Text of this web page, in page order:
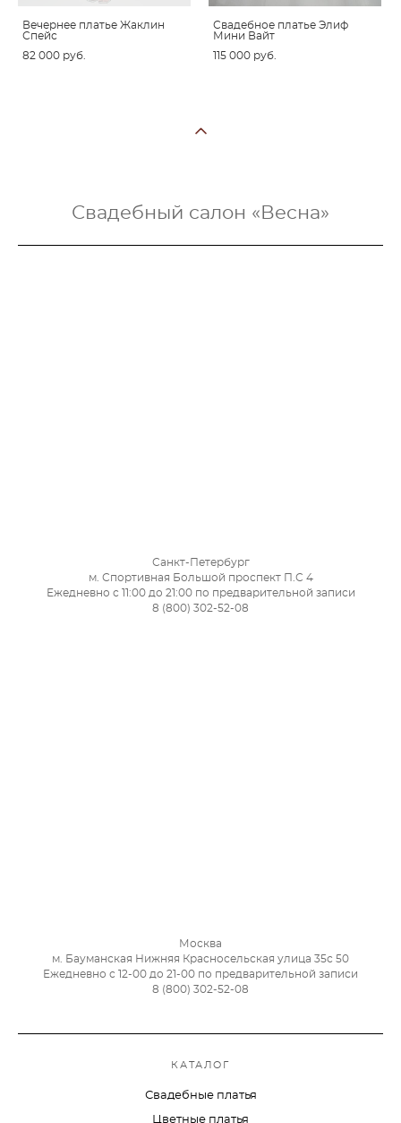
Вечернее платье Жаклин
Спейс
82 000 pуб.
Свадебное платье Элиф
Мини Вайт
115 000 pуб.
Свадебный салон «Весна»
Санкт-Петербург
м. Спортивная Большой проспект П.С 4
Ежедневно с 11:00 до 21:00 по предварительной записи
8 (800) 302-52-08
Москва
м. Бауманская Нижняя Красносельская улица 35с 50
Ежедневно с 12-00 до 21-00 по предварительной записи
8 (800) 302-52-08
КАТАЛОГ
Свадебные платья
Цветные платья